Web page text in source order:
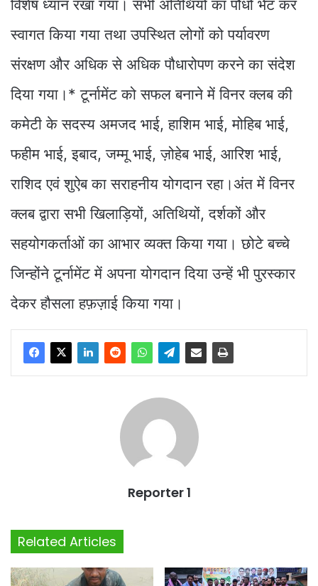
विशेष ध्यान रखा गया। सभी अतिथियों का पौधों भेंट कर
स्वागत किया गया तथा उपस्थित लोगों को पर्यावरण
संरक्षण और अधिक से अधिक पौधारोपण करने का संदेश
दिया गया।* टूर्नामेंट को सफल बनाने में विनर क्लब की
कमेटी के सदस्य अमजद भाई, हाशिम भाई, मोहिब भाई,
फहीम भाई, इबाद, जम्मू भाई, ज़ोहेब भाई, आरिश भाई,
राशिद एवं शुऐब का सराहनीय योगदान रहा।अंत में विनर
क्लब द्वारा सभी खिलाड़ियों, अतिथियों, दर्शकों और
सहयोगकर्ताओं का आभार व्यक्त किया गया। छोटे बच्चे
जिन्होंने टूर्नामेंट में अपना योगदान दिया उन्हें भी पुरस्कार
देकर हौसला हफ़ज़ाई किया गया।
Reporter 1
Related Articles